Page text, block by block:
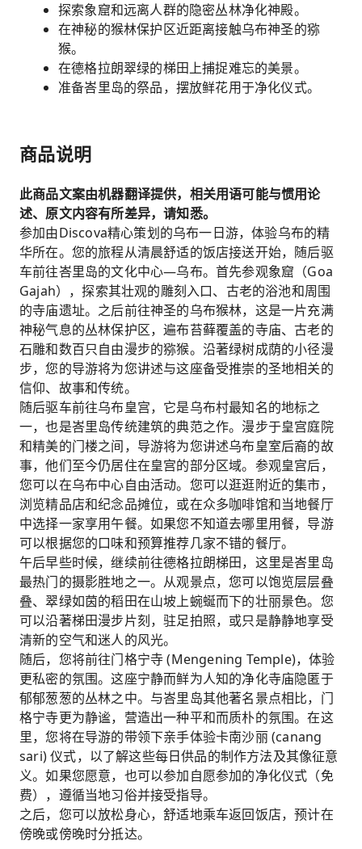
探索象窟和远离人群的隐密丛林净化神殿。
在神秘的猴林保护区近距离接触乌布神圣的猕
猴。
在德格拉朗翠绿的梯田上捕捉难忘的美景。
准备峇里岛的祭品，摆放鲜花用于净化仪式。
商品说明
此商品文案由机器翻译提供，相关用语可能与惯用论
述、原文内容有所差异，请知悉。
参加由Discova精心策划的乌布一日游，体验乌布的精
华所在。您的旅程从清晨舒适的饭店接送开始，随后驱
车前往峇里岛的文化中心—乌布。首先参观象窟（Goa
Gajah），探索其壮观的雕刻入口、古老的浴池和周围
的寺庙遗址。之后前往神圣的乌布猴林，这是一片充满
神秘气息的丛林保护区，遍布苔藓覆盖的寺庙、古老的
石雕和数百只自由漫步的猕猴。沿著绿树成荫的小径漫
步，您的导游将为您讲述与这座备受推崇的圣地相关的
信仰、故事和传统。
随后驱车前往乌布皇宫，它是乌布村最知名的地标之
一，也是峇里岛传统建筑的典范之作。漫步于皇宫庭院
和精美的门楼之间，导游将为您讲述乌布皇室后裔的故
事，他们至今仍居住在皇宫的部分区域。参观皇宫后，
您可以在乌布中心自由活动。您可以逛逛附近的集市，
浏览精品店和纪念品摊位，或在众多咖啡馆和当地餐厅
中选择一家享用午餐。如果您不知道去哪里用餐，导游
可以根据您的口味和预算推荐几家不错的餐厅。
午后早些时候，继续前往德格拉朗梯田，这里是峇里岛
最热门的摄影胜地之一。从观景点，您可以饱览层层叠
叠、翠绿如茵的稻田在山坡上蜿蜒而下的壮丽景色。您
可以沿著梯田漫步片刻，驻足拍照，或只是静静地享受
清新的空气和迷人的风光。
随后，您将前往门格宁寺 (Mengening Temple)，体验
更私密的氛围。这座宁静而鲜为人知的净化寺庙隐匿于
郁郁葱葱的丛林之中。与峇里岛其他著名景点相比，门
格宁寺更为静谧，营造出一种平和而质朴的氛围。在这
里，您将在导游的带领下亲手体验卡南沙丽 (canang
sari) 仪式，以了解这些每日供品的制作方法及其像征意
义。如果您愿意，也可以参加自愿参加的净化仪式（免
费），遵循当地习俗并接受指导。
之后，您可以放松身心，舒适地乘车返回饭店，预计在
傍晚或傍晚时分抵达。